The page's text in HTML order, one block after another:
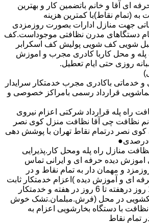
ای آقا و خانم باتضمین کار و بهترین
به (تمام نقاط)با کمترین هزینه
جهت منازل ادارات بصورت روزمزدی
دستگاهای مدرن نظافتی موجوداست.کف
شویی کف شویی پولیش کف اسکرابر
پله و محل کاربا کادری مجرب و اموزش
روزی حتی ایام تعطیل.
و خدماتی باکادری مجرب خدمتکار سرایدار
نماشویی قرارداد رسمی بامراکز خصوصی و
راه پله قرارداد شرکتی اعزام نیروی
نظافت چی آقا نظافت منزل کوی نصر
نصر درتمام نقاط تهران با پوشش دهی
منازل راه پله ومحل کار.پذیرایی
اموزش دیده حرفه ای و ایرانی تماس
و مهمان دار به تمام نقاط و در
ای و آموزش دیده )اعزام خدمتکار ثابت
روزانه (خانم)از 1 روز درهفته تا 6 روز در هفته و خدمتکار
در محل (فرش.مبلمان.تشک خوش
با دستگاه بخارشویی اعزام به
تمام نقاط